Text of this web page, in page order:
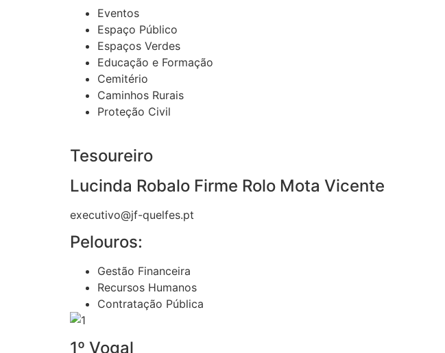
Eventos
Espaço Público
Espaços Verdes
Educação e Formação
Cemitério
Caminhos Rurais
Proteção Civil
Tesoureiro
Lucinda Robalo Firme Rolo Mota Vicente
executivo@jf-quelfes.pt
Pelouros:
Gestão Financeira
Recursos Humanos
Contratação Pública
1º Vogal